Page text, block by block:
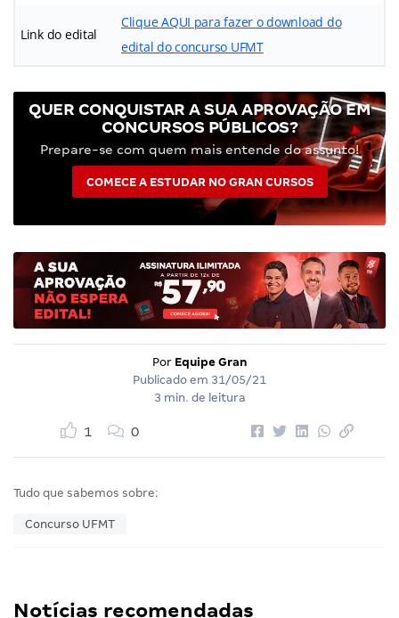
Link do edital
Clique AQUI para fazer o download do
edital do concurso UFMT
QUER CONQUISTAR A SUA APROVAÇÃO EM
CONCURSOS PÚBLICOS?
Prepare-se com quem mais entende do assunto!
COMECE A ESTUDAR NO GRAN CURSOS
Por Equipe Gran
Publicado em 31/05/21
3 min. de leitura
1 0
Tudo que sabemos sobre:
Concurso UFMT
Notícias recomendadas